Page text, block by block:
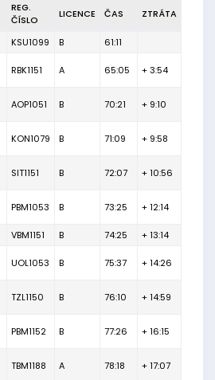
REG.
ČÍSLO
LICENCE ČAS ZTRÁTA
KSU1099 B 61:11
RBK1151 A 65:05 + 3:54
AOP1051 B 70:21 + 9:10
KON1079 B 71:09 + 9:58
SIT1151 B 72:07 + 10:56
PBM1053 B 73:25 + 12:14
VBM1151 B 74:25 + 13:14
UOL1053 B 75:37 + 14:26
TZL1150 B 76:10 + 14:59
PBM1152 B 77:26 + 16:15
TBM1188 A 78:18 + 17:07